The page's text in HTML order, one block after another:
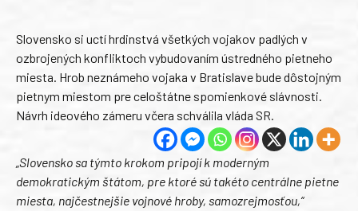
Slovensko si uctí hrdinstvá všetkých vojakov padlých v
ozbrojených konfliktoch vybudovaním ústredného pietneho
miesta. Hrob neznámeho vojaka v Bratislave bude dôstojným
pietnym miestom pre celoštátne spomienkové slávnosti.
Návrh ideového zámeru včera schválila vláda SR.
„Slovensko sa týmto krokom pripojí k moderným
demokratickým štátom, pre ktoré sú takéto centrálne pietne
miesta, najčestnejšie vojnové hroby, samozrejmosťou,“